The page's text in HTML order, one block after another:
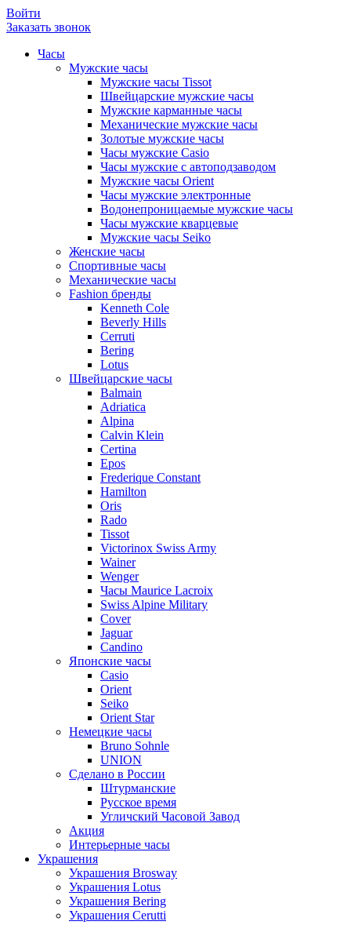
Войти
Заказать звонок
Часы
Мужские часы
Мужские часы Tissot
Швейцарские мужские часы
Мужские карманные часы
Механические мужские часы
Золотые мужские часы
Часы мужские Casio
Часы мужские с автоподзаводом
Мужские часы Orient
Часы мужские электронные
Водонепроницаемые мужские часы
Часы мужские кварцевые
Мужские часы Seiko
Женские часы
Спортивные часы
Механические часы
Fashion бренды
Kenneth Cole
Beverly Hills
Cerruti
Bering
Lotus
Швейцарские часы
Balmain
Adriatica
Alpina
Calvin Klein
Certina
Epos
Frederique Constant
Hamilton
Oris
Rado
Tissot
Victorinox Swiss Army
Wainer
Wenger
Часы Maurice Lacroix
Swiss Alpine Military
Cover
Jaguar
Candino
Японские часы
Casio
Orient
Seiko
Orient Star
Немецкие часы
Bruno Sohnle
UNION
Сделано в России
Штурманские
Русское время
Угличский Часовой Завод
Акция
Интерьерные часы
Украшения
Украшения Brosway
Украшения Lotus
Украшения Bering
Украшения Cerutti